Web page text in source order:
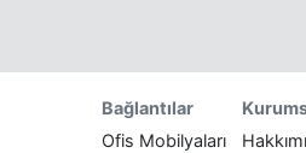
Bağlantılar
Ofis Mobilyaları